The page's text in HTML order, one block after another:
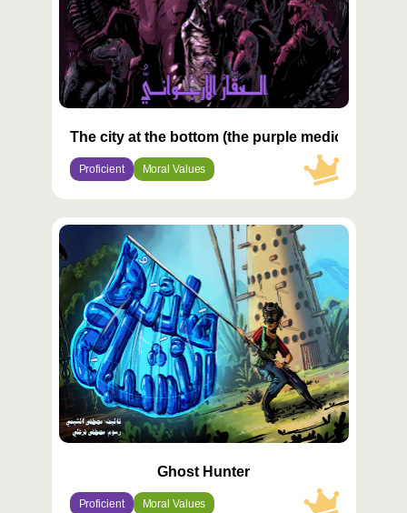
The city at the bottom (the purple medicine) 3
Proficient Moral Values
محتوى
مميّز
Ghost Hunter
Proficient Moral Values